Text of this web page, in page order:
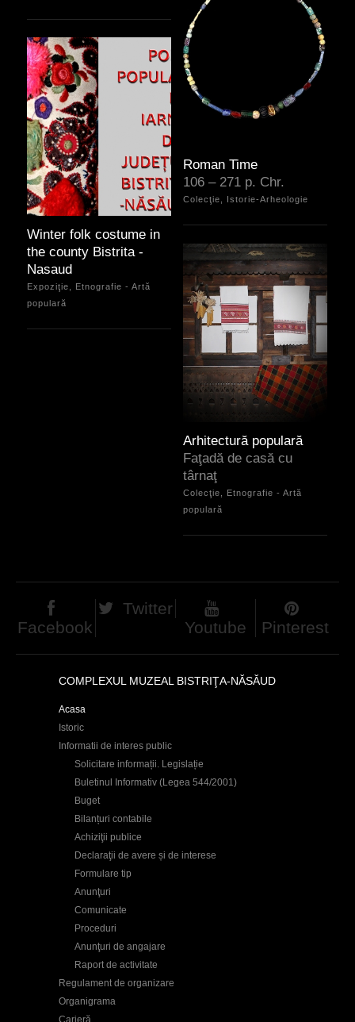
Roman Time
106 – 271 p. Chr.
Colecţie, Istorie-Arheologie
Winter folk costume in
the county Bistrita -
Nasaud
Expoziţie, Etnografie - Artă
populară
Arhitectură populară
Faţadă de casă cu
târnaţ
Colecţie, Etnografie - Artă
populară
Facebook
Twitter
Youtube
Pinterest
COMPLEXUL MUZEAL BISTRIŢA-NĂSĂUD
Acasa
Istoric
Informatii de interes public
Solicitare informații. Legislație
Buletinul Informativ (Legea 544/2001)
Buget
Bilanțuri contabile
Achiziţii publice
Declaraţii de avere și de interese
Formulare tip
Anunţuri
Comunicate
Proceduri
Anunţuri de angajare
Raport de activitate
Regulament de organizare
Organigrama
Carieră